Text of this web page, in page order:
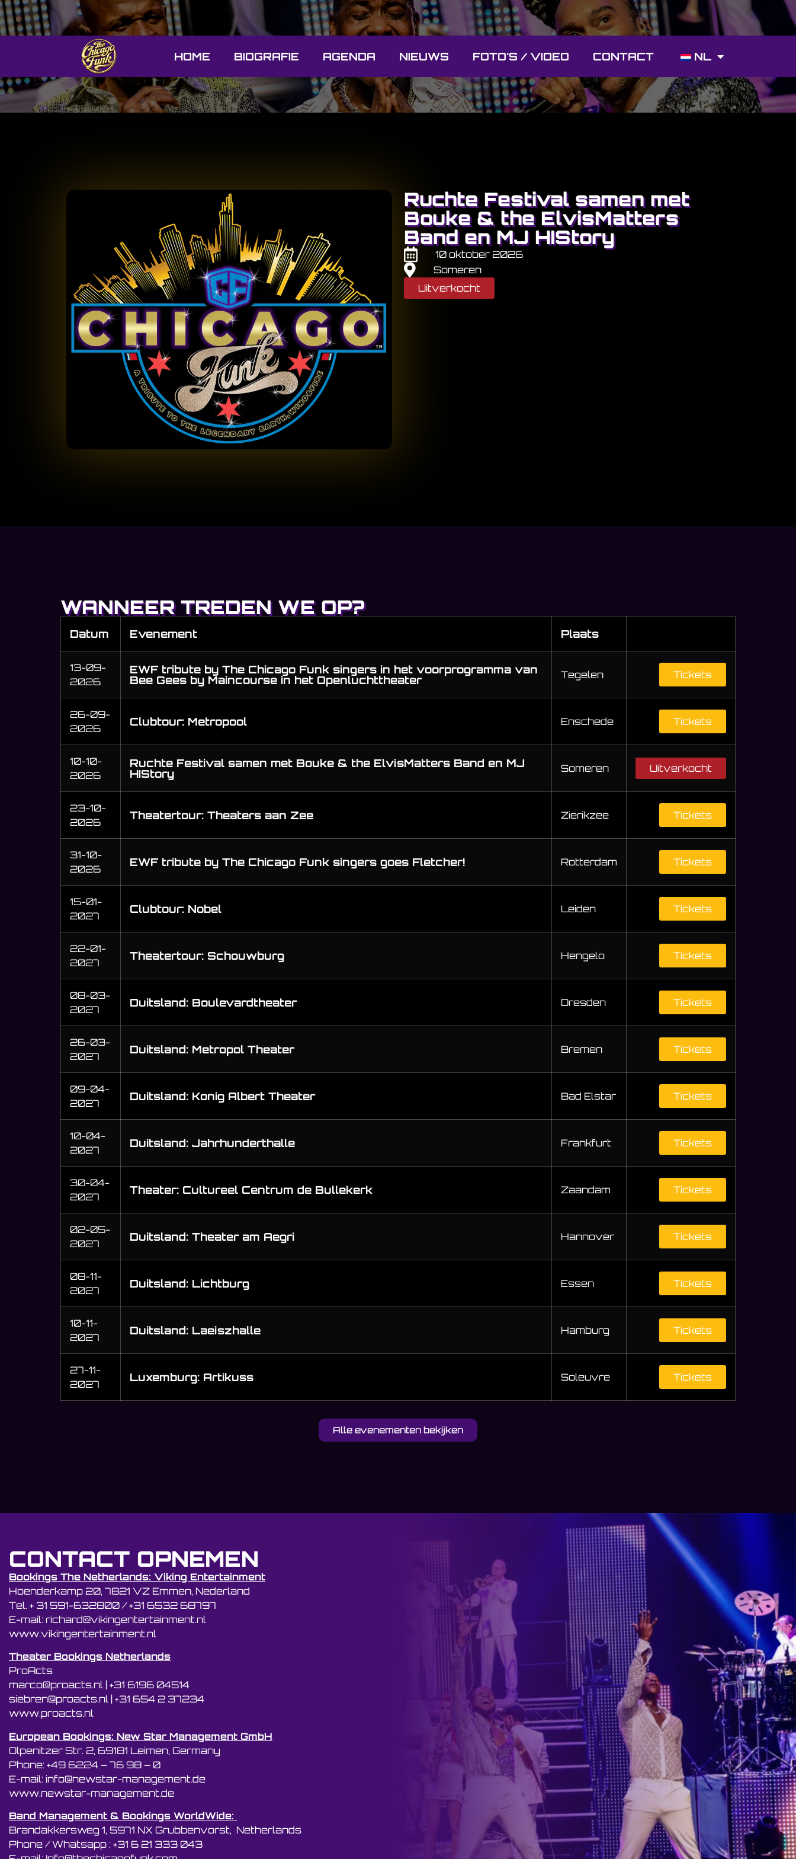
HOME BIOGRAFIE AGENDA NIEUWS FOTO'S / VIDEO CONTACT NL
Ruchte Festival samen met
Bouke & the ElvisMatters
Band en MJ HIStory
10 oktober 2026
Someren
Uitverkocht
WANNEER TREDEN WE OP?
Datum Evenement Plaats
13-09-
2026
EWF tribute by The Chicago Funk singers in het voorprogramma van
Bee Gees by Maincourse in het Openluchttheater
Tegelen Tickets
26-09-
2026
Clubtour: Metropool Enschede Tickets
10-10-
2026
Ruchte Festival samen met Bouke & the ElvisMatters Band en MJ
HIStory
Someren Uitverkocht
23-10-
2026
Theatertour: Theaters aan Zee Zierikzee Tickets
31-10-
2026
EWF tribute by The Chicago Funk singers goes Fletcher! Rotterdam Tickets
15-01-
2027
Clubtour: Nobel Leiden Tickets
22-01-
2027
Theatertour: Schouwburg Hengelo Tickets
08-03-
2027
Duitsland: Boulevardtheater Dresden Tickets
26-03-
2027
Duitsland: Metropol Theater Bremen Tickets
09-04-
2027
Duitsland: Konig Albert Theater Bad Elstar Tickets
10-04-
2027
Duitsland: Jahrhunderthalle Frankfurt Tickets
30-04-
2027
Theater: Cultureel Centrum de Bullekerk Zaandam Tickets
02-05-
2027
Duitsland: Theater am Aegri Hannover Tickets
08-11-
2027
Duitsland: Lichtburg Essen Tickets
10-11-
2027
Duitsland: Laeiszhalle Hamburg Tickets
27-11-
2027
Luxemburg: Artikuss Soleuvre Tickets
Alle evenementen bekijken
CONTACT OPNEMEN
Bookings The Netherlands: Viking Entertainment
Hoenderkamp 20, 7821 VZ Emmen, Nederland
Tel. + 31 591-632800 / +31 6532 68797
E-mail: richard@vikingentertainment.nl
www.vikingentertainment.nl
Theater Bookings Netherlands
ProActs
marco@proacts.nl ‭+31 6196 04514‬
siebren@proacts.nl ‭‭+31 654 2 37234
www.proacts.nl
European Bookings: New Star Management GmbH
Olpenitzer Str. 2, 69181 Leimen, Germany
Phone: +49 6224 – 76 98 – 0
E-mail: info@newstar-management.de
www.newstar-management.de
Band Management & Bookings WorldWide:
Brandakkersweg 1, 5971 NX Grubbenvorst, Netherlands
Phone / Whatsapp : +31 6 21 333 043